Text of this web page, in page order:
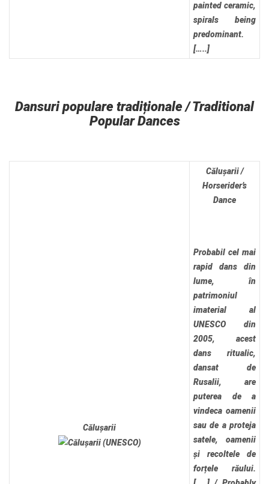
painted ceramic,
spirals being
predominant.
[…..]
Dansuri populare tradiționale / Traditional
Popular Dances
Călușarii
Călușarii /
Horserider’s
Dance
Probabil cel mai
rapid dans din
lume, în
patrimoniul
imaterial al
UNESCO din
2005, acest
dans ritualic,
dansat de
Rusalii, are
puterea de a
vindeca oamenii
sau de a proteja
satele, oamenii
și recoltele de
forțele răului.